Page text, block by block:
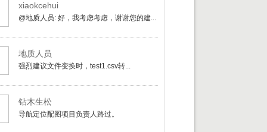
xiaokcehui
@地质人员: 好，我考虑考虑，谢谢您的建...
地质人员
强烈建议文件变换时，test1.csv转...
钻木生松
导航定位配图项目负责人路过。